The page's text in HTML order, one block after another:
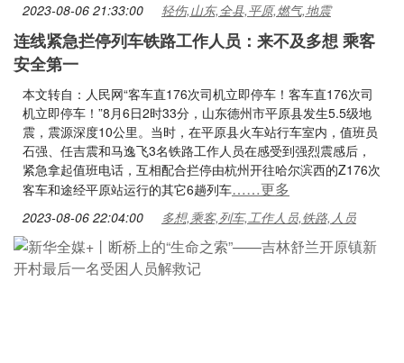
2023-08-06 21:33:00 轻伤,山东,全县,平原,燃气,地震
连线紧急拦停列车铁路工作人员：来不及多想 乘客
安全第一
本文转自：人民网“客车直176次司机立即停车！客车直176次司
机立即停车！”8月6日2时33分，山东德州市平原县发生5.5级地
震，震源深度10公里。当时，在平原县火车站行车室内，值班员
石强、任吉震和马逸飞3名铁路工作人员在感受到强烈震感后，
紧急拿起值班电话，互相配合拦停由杭州开往哈尔滨西的Z176次
客车和途经平原站运行的其它6趟列车……更多
2023-08-06 22:04:00 多想,乘客,列车,工作人员,铁路,人员